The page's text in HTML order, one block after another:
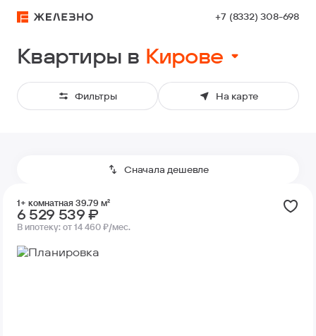
+7 (8332) 308-698
Квартиры
Квартиры в Кирове
Фильтры На карте
Сначала дешевле
Сначала дешевле
1+ комнатная 39.79 м²
6 529 539 ₽
В ипотеку:от 14 460 ₽/мес.